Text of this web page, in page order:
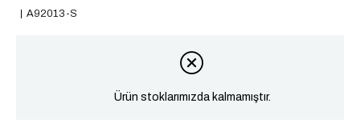
A92013-S
Ürün stoklarımızda kalmamıştır.